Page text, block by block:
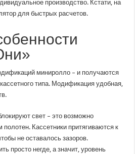
производство. Кстати, на
для быстрых расчетов.
миниролло – и получаются
типа. Модификация удобная,
свет – это возможно
полотен. Кассетники притягиваются к
не оставалось зазоров.
просто негде, а значит, уровень